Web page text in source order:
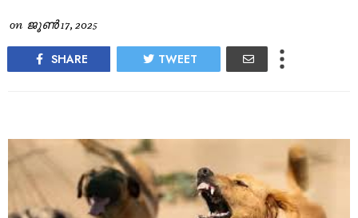
on ജൂൺ 17, 2025
SHARE TWEET